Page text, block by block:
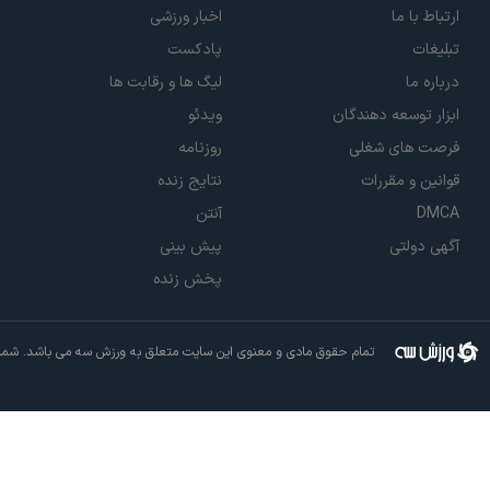
ارتباط با ما
تبلیغات
درباره ما
ابزار توسعه دهندگان
فرصت های شغلی
قوانین و مقررات
DMCA
آگهی دولتی
اخبار ورزشی
پادکست
لیگ ها و رقابت ها
ویدئو
روزنامه
نتایج زنده
آنتن
پیش بینی
پخش زنده
تمام حقوق مادی و معنوی این سایت متعلق به ورزش سه می باشد.